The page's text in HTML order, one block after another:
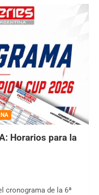
Horarios para la
cronograma de la 6ª